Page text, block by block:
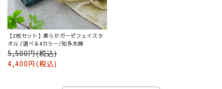
【2枚セット】柔らかガーゼフェイスタ
オル /選べる4カラー/知多木綿
5,500円(税込)
4,400円(税込)